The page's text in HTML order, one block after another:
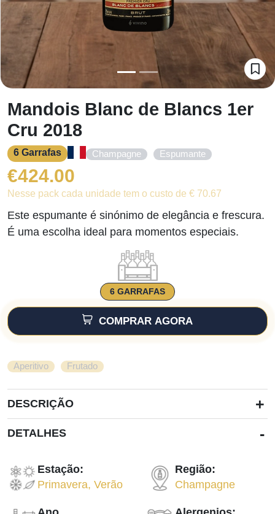
Mandois Blanc de Blancs 1er
Cru 2018
6 Garrafas Champagne Espumante
€424.00
Nesse pack cada unidade tem o custo de € 70.67
Este espumante é sinónimo de elegância e frescura.
É uma escolha ideal para momentos especiais.
6 GARRAFAS
COMPRAR AGORA
Aperitivo Frutado
DESCRIÇÃO +
DETALHES -
Estação:
Primavera,Verão
Região:
Champagne